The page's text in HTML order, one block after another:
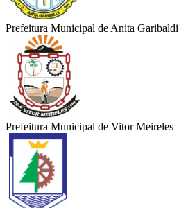
Prefeitura Municipal de Anita Garibaldi
Prefeitura Municipal de Vitor Meireles